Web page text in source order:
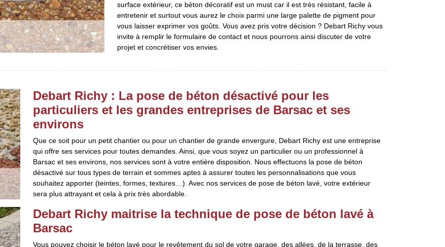
surface extérieur, ce béton décoratif est un must car il est très résistant, facile à
entretenir et surtout vous aurez le choix parmi une large palette de pigment pour
vous laisser exprimer vos goûts. Vous avez pris votre décision ? Debart Richy vous
invite à remplir le formulaire de contact et nous pourrons ainsi discuter de votre
projet et concrétiser vos envies.
Debart Richy : La pose de béton désactivé pour les
particuliers et les grandes entreprises de Barsac et ses
environs
Que ce soit pour un petit chantier ou pour un chantier de grande envergure, Debart Richy est une entreprise
qui offre ses services pour toutes demandes. Ainsi, que vous soyez un particulier ou un professionnel à
Barsac et ses environs, nos services sont à votre entière disposition. Nous effectuons la pose de béton
désactivé sur tous types de terrain et sommes aptes à assurer toutes les personnalisations que vous
souhaitez apporter (teintes, formes, textures…). Avec nos services de pose de béton lavé, votre extérieur
sera plus attrayant et cela à prix très abordable.
Debart Richy maitrise la technique de pose de béton lavé à
Barsac
Vous pouvez choisir le béton lavé pour le revêtement du sol de votre garage, des allées, de la terrasse, des